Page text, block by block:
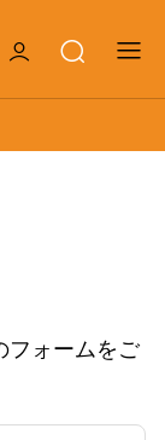
フォームをご